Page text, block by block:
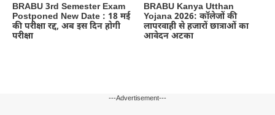
BRABU 3rd Semester Exam
Postponed New Date : 18 मई
की परीक्षा रद्द, अब इस दिन होगी
परीक्षा
BRABU Kanya Utthan
Yojana 2026: कॉलेजों की
लापरवाही से हजारों छात्राओं का
आवेदन अटका
---Advertisement---